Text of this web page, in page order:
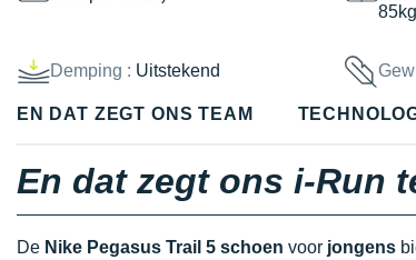
85kg
Demping : Uitstekend
EN DAT ZEGT ONS TEAM
En dat zegt ons i-Run
De Nike Pegasus Trail 5 schoen voor jongens